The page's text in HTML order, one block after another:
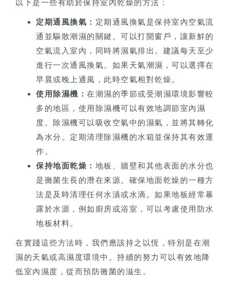
以下是一些有助於保持室內乾燥的方法：
定期通風換氣： 定期通風換氣是保持室內空氣流
通並驅散潮濕的關鍵。可以打開窗戶，讓新鮮的
空氣流入室內，同時將濕氣排出。建議每天至少
進行一次通風換氣。如果天氣潮濕，可以選擇在
早晨或晚上通風，此時空氣相對乾燥。
使用除濕機： 在潮濕的季節或受潮濕環境影響較
多的地區，使用除濕機可以有效地調節室內濕
度。除濕機可以吸收空氣中的濕氣，並將其轉化
為水分。定期清理除濕機的水箱並保持其有效運
作。
保持地面乾燥： 地板、牆壁和其他表面的水分也
是黴菌生長的潛在來源。確保地面乾燥的一種方
法是及時清理任何水漬或水滴。如果地板經常暴
露於水源，例如廚房或浴室，可以考慮使用防水
地板材料。
在實踐這些方法時，我們應該持之以恆，特別是在潮
濕的天氣或高濕度環境中。持續的努力可以有效地降
低室內濕度，從而預防黴菌的滋生。